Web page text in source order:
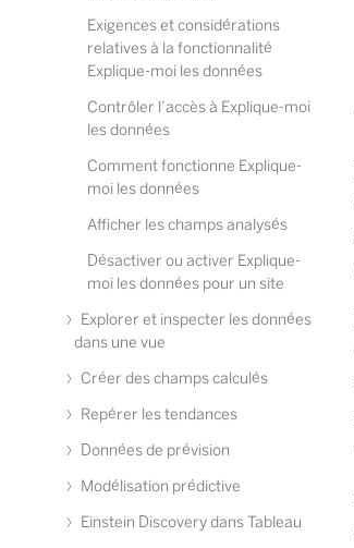
Exigences et considérations
relatives à la fonctionnalité
Explique-moi les données
Contrôler l’accès à Explique-moi
les données
Comment fonctionne Explique-
moi les données
Afficher les champs analysés
Désactiver ou activer Explique-
moi les données pour un site
Explorer et inspecter les données
dans une vue
Créer des champs calculés
Repérer les tendances
Données de prévision
Modélisation prédictive
Einstein Discovery dans Tableau